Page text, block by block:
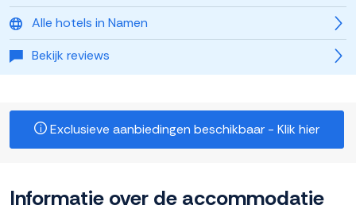
Alle hotels in Namen
Bekijk reviews
Exclusieve aanbiedingen beschikbaar - Klik hier
Informatie over de accommodatie